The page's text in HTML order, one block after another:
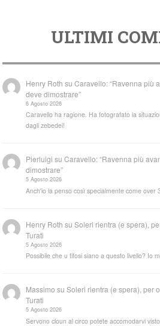
ULTIMI
Henry Roth suCaravello: “Ravenna più
deve dimostrare”
6 Agosto 2026
Caravello ha ragione. Ha fotografato la
dagli zebedei!
Pierluigi suCaravello: “Ravenna più
dimostrare”
5 Agosto 2026
Anch'io la penso così specialmente come over
Henry Roth suSoleri rientra (e spera),
Turati
5 Agosto 2026
Possibile che u tifosi siano a questo livello? Io
Massimo suSoleri rientra (e spera), per
Turati
5 Agosto 2026
Servono cloun al circo potete accomodarvi